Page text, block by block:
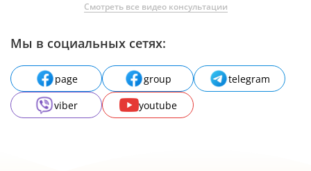
Смотреть все видео консультации
Мы в социальных сетях:
page group
telegram
viber
youtube